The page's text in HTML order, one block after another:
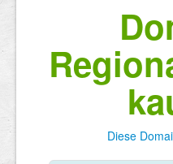
Diese